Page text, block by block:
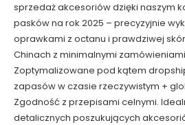
sprzedaż akcesoriów dzięki naszym
pasków na rok 2025 – precyzyjnie
oprawkami z octanu i prawdziwej
Chinach z minimalnymi
Zoptymalizowane pod kątem
zapasów w czasie rzeczywistym +
Zgodność z przepisami celnymi.
detalicznych poszukujących